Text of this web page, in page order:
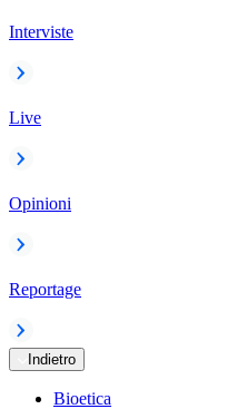
Interviste
Live
Opinioni
Reportage
Indietro
Bioetica